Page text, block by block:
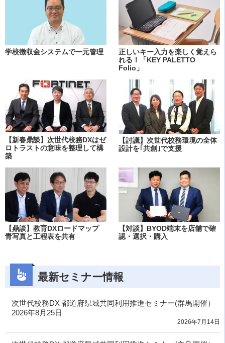
学校徴収金システムで一元管理
正しいキー入力を楽しく覚えら
れる！「KEY PALETTO
Folio」
【新春鼎談】次世代校務DXはゼ
ロトラストの意味を整理して構
築
【討議】次世代校務環境の全体
設計を｢共創｣で支援
【鼎談】教育DXロードマップ
青写真と工程表を共有
【対談】BYOD端末を店舗で確
認・選択・購入
最新セミナー情報
次世代校務DX 都道府県域共同利用推進セミナー(群馬開催）
2026年8月25日
2026年7月14日